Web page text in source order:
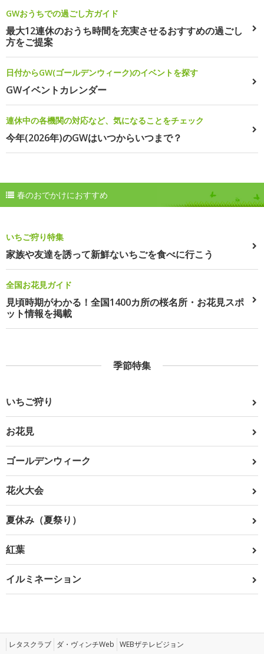
GWおうちでの過ごし方ガイド
最大12連休のおうち時間を充実させるおすすめの過ごし
方をご提案
日付からGW(ゴールデンウィーク)のイベントを探す
GWイベントカレンダー
連休中の各機関の対応など、気になることをチェック
今年(2026年)のGWはいつからいつまで？
春のおでかけにおすすめ
いちご狩り特集
家族や友達を誘って新鮮ないちごを食べに行こう
全国お花見ガイド
見頃時期がわかる！全国1400カ所の桜名所・お花見スポ
ット情報を掲載
季節特集
いちご狩り
お花見
ゴールデンウィーク
花火大会
夏休み（夏祭り）
紅葉
イルミネーション
レタスクラブ ダ・ヴィンチWeb WEBザテレビジョン